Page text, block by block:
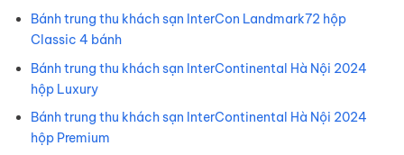
Bánh trung thu khách sạn InterCon Landmark72 hộp
Classic 4 bánh
Bánh trung thu khách sạn InterContinental Hà Nội 2024
hộp Luxury
Bánh trung thu khách sạn InterContinental Hà Nội 2024
hộp Premium